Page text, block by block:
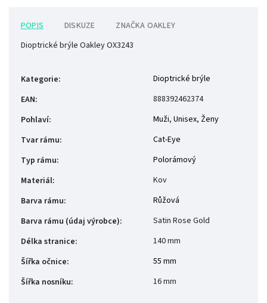
POPIS DISKUZE ZNAČKA OAKLEY
Dioptrické brýle Oakley OX3243
Kategorie:
Dioptrické brýle
EAN:
888392462374
Pohlaví: Muži, Unisex, Ženy
Tvar rámu:
Cat-Eye
Typ rámu:
Polorámový
Materiál:
Kov
Barva rámu:
Růžová
Barva rámu (údaj výrobce):
Satin Rose Gold
Délka stranice:
140 mm
Šířka očnice:
55 mm
Šířka nosníku: 16 mm